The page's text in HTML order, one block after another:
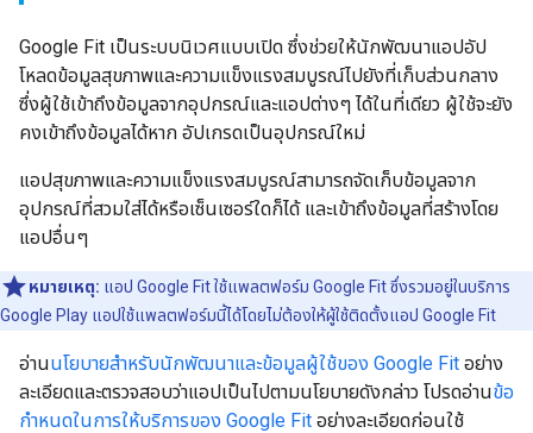
Google Fit เป็นระบบนิเวศแบบเปิด ซึ่งช่วยให้นักพัฒนาแอปอัป
โหลดข้อมูลสุขภาพและความแข็งแรงสมบูรณ์ไปยังที่เก็บส่วนกลาง
ซึ่งผู้ใช้เข้าถึงข้อมูลจากอุปกรณ์และแอปต่างๆ ได้ในที่เดียว ผู้ใช้จะยัง
คงเข้าถึงข้อมูลได้หาก อัปเกรดเป็นอุปกรณ์ใหม่
แอปสุขภาพและความแข็งแรงสมบูรณ์สามารถจัดเก็บข้อมูลจาก
อุปกรณ์ที่สวมใส่ได้หรือเซ็นเซอร์ใดก็ได้ และเข้าถึงข้อมูลที่สร้างโดย
แอปอื่นๆ
หมายเหตุ: แอป Google Fit ใช้แพลตฟอร์ม Google Fit ซึ่งรวมอยู่ในบริการ
Google Play แอปใช้แพลตฟอร์มนี้ได้โดยไม่ต้องให้ผู้ใช้ติดตั้งแอป Google Fit
อ่านนโยบายสำหรับนักพัฒนาและข้อมูลผู้ใช้ของ Google Fit อย่าง
ละเอียดและตรวจสอบว่าแอปเป็นไปตามนโยบายดังกล่าว โปรดอ่านข้อ
กำหนดในการให้บริการของ Google Fit อย่างละเอียดก่อนใช้